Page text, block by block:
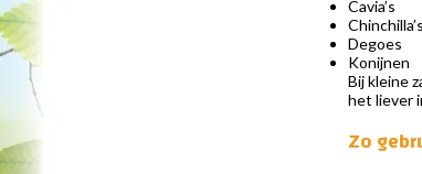
Cavia’s
Chinchilla’s
Degoes
Konijnen
Bij kleine
het liever
Zo